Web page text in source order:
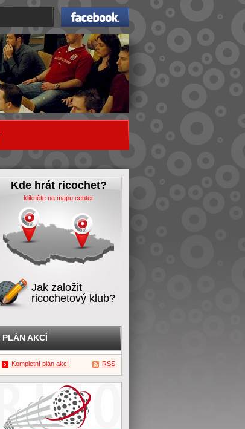
Facebook
Kde hrát ricochet?
klikněte na mapu center
Jak založit
ricochetový klub?
PLÁN AKCÍ
Kompletní plán akcí RSS